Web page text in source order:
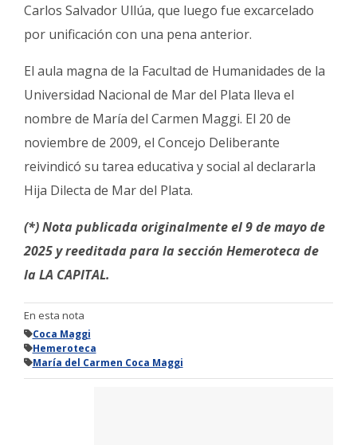
Carlos Salvador Ullúa, que luego fue excarcelado
por unificación con una pena anterior.
El aula magna de la Facultad de Humanidades de la
Universidad Nacional de Mar del Plata lleva el
nombre de María del Carmen Maggi. El 20 de
noviembre de 2009, el Concejo Deliberante
reivindicó su tarea educativa y social al declararla
Hija Dilecta de Mar del Plata.
(*) Nota publicada originalmente el 9 de mayo de
2025 y reeditada para la sección Hemeroteca de
la LA CAPITAL.
En esta nota
Coca Maggi
Hemeroteca
María del Carmen Coca Maggi